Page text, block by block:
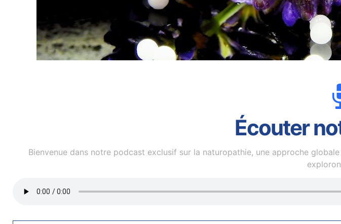
Écouter
Bienvenue dans notre podcast exclusif sur la naturopathie, une approche